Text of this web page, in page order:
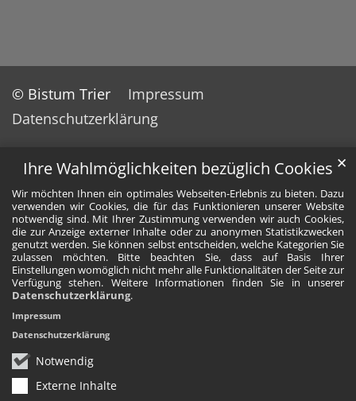
Ihre Wahlmöglichkeiten bezüglich Cookies
Wir möchten Ihnen ein optimales Webseiten-Erlebnis zu bieten. Dazu
verwenden wir Cookies, die für das Funktionieren unserer Website
notwendig sind. Mit Ihrer Zustimmung verwenden wir auch Cookies,
die zur Anzeige externer Inhalte oder zu anonymen Statistikzwecken
genutzt werden. Sie können selbst entscheiden, welche Kategorien Sie
zulassen möchten. Bitte beachten Sie, dass auf Basis Ihrer
Einstellungen womöglich nicht mehr alle Funktionalitäten der Seite zur
Verfügung stehen. Weitere Informationen finden Sie in unserer
Datenschutzerklärung.
Notwendig
Externe Inhalte
✕
Impressum
Datenschutzerklärung
© Bistum Trier
Impressum
Datenschutzerklärung